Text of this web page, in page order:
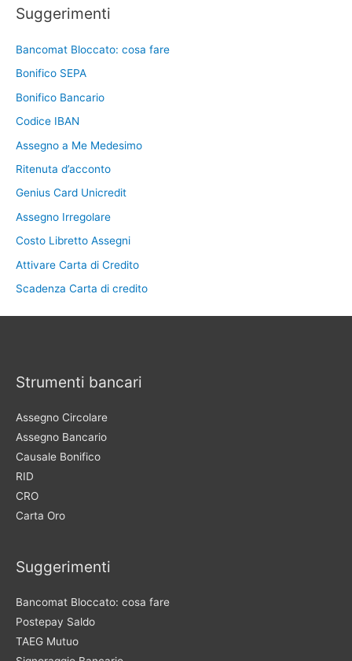
Suggerimenti
Bancomat Bloccato: cosa fare
Bonifico SEPA
Bonifico Bancario
Codice IBAN
Assegno a Me Medesimo
Ritenuta d’acconto
Genius Card Unicredit
Assegno Irregolare
Costo Libretto Assegni
Attivare Carta di Credito
Scadenza Carta di credito
Strumenti bancari
Assegno Circolare
Assegno Bancario
Causale Bonifico
RID
CRO
Carta Oro
Suggerimenti
Bancomat Bloccato: cosa fare
Postepay Saldo
TAEG Mutuo